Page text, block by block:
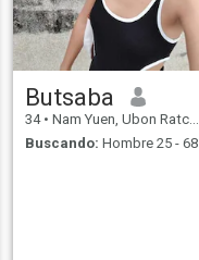
Butsaba
34 • Nam Yuen, Ubon Ratchathani, Tailandia
Buscando: Hombre 25 - 68